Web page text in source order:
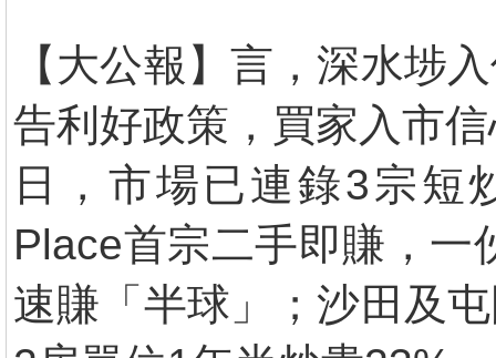
【大公報】言，深水埗
告利好政策，買家入市
日，市場已連錄3宗短
Place首宗二手即賺，一
速賺「半球」；沙田及